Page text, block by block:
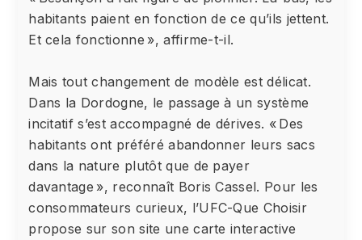
habitants paient en fonction de ce qu’ils jettent.
Et cela fonctionne », affirme-t-il.
Mais tout changement de modèle est délicat.
Dans la Dordogne, le passage à un système
incitatif s’est accompagné de dérives. « Des
habitants ont préféré abandonner leurs sacs
dans la nature plutôt que de payer
davantage », reconnaît Boris Cassel. Pour les
consommateurs curieux, l’UFC-Que Choisir
propose sur son site une carte interactive